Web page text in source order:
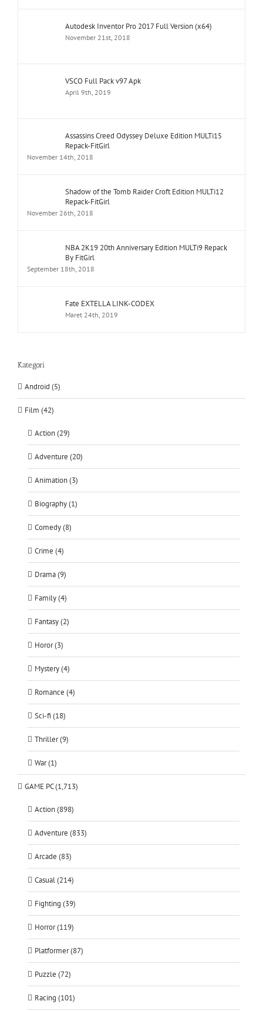
Autodesk Inventor Pro 2017 Full Version (x64)
November 21st, 2018
VSCO Full Pack v97 Apk
April 9th, 2019
Assassins Creed Odyssey Deluxe Edition MULTi15
Repack-FitGirl
November 14th, 2018
Shadow of the Tomb Raider Croft Edition MULTi12
Repack-FitGirl
November 26th, 2018
NBA 2K19 20th Anniversary Edition MULTi9 Repack
By FitGirl
September 18th, 2018
Fate EXTELLA LINK-CODEX
Maret 24th, 2019
Kategori
Android (5)
Film (42)
Action (29)
Adventure (20)
Animation (3)
Biography (1)
Comedy (8)
Crime (4)
Drama (9)
Family (4)
Fantasy (2)
Horor (3)
Mystery (4)
Romance (4)
Sci-fi (18)
Thriller (9)
War (1)
GAME PC (1,713)
Action (898)
Adventure (833)
Arcade (83)
Casual (214)
Fighting (39)
Horror (119)
Platformer (87)
Puzzle (72)
Racing (101)